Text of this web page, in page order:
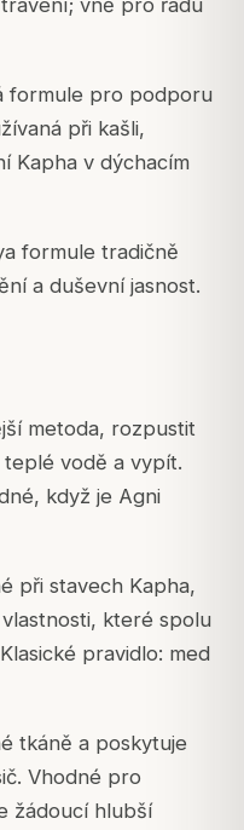
vně pro řadu
formule pro podporu
při kašli,
Kapha v dýchacím
formule tradičně
a duševní jasnost.
metoda, rozpustit
vodě a vypít.
když je Agni
při stavech Kapha,
které spolu
pravidlo: med
tkáně a poskytuje
Vhodné pro
žádoucí hlubší